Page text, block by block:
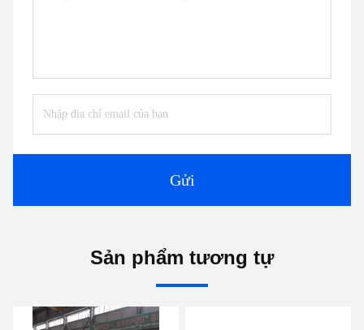
Gửi
Sản phẩm tương tự